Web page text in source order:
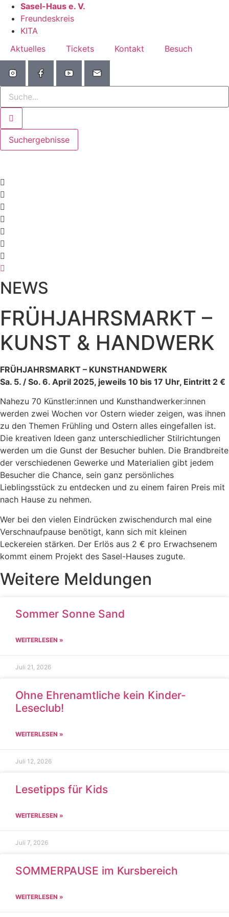
Zum
Inhalt
wechseln
Sasel-Haus e. V.
Freundeskreis
KITA
Aktuelles
Tickets Kontakt Besuch
Search
Suchergebnisse
NEWS
FRÜHJAHRSMARKT –
KUNST & HANDWERK
FRÜHJAHRSMARKT – KUNSTHANDWERK
Sa. 5. / So. 6. April 2025, jeweils 10 bis 17 Uhr, Eintritt 2 €
Nahezu 70 Künstler:innen und Kunsthandwerker:innen
werden zwei Wochen vor Ostern wieder zeigen, was ihnen
zu den Themen Frühling und Ostern alles eingefallen ist.
Die kreativen Ideen ganz unterschiedlicher Stilrichtungen
werden um die Gunst der Besucher buhlen. Die Brandbreite
der verschiedenen Gewerke und Materialien gibt jedem
Besucher die Chance, sein ganz persönliches
Lieblingsstück zu entdecken und zu einem fairen Preis mit
nach Hause zu nehmen.
Wer bei den vielen Eindrücken zwischendurch mal eine
Verschnaufpause benötigt, kann sich mit kleinen
Leckereien stärken. Der Erlös aus 2 € pro Erwachsenem
kommt einem Projekt des Sasel-Hauses zugute.
Weitere Meldungen
Sommer Sonne Sand
WEITERLESEN »
Juli 21, 2026
Ohne Ehrenamtliche kein Kinder-
Leseclub!
WEITERLESEN »
Juli 12, 2026
Lesetipps für Kids
WEITERLESEN »
Juli 7, 2026
SOMMERPAUSE im Kursbereich
WEITERLESEN »